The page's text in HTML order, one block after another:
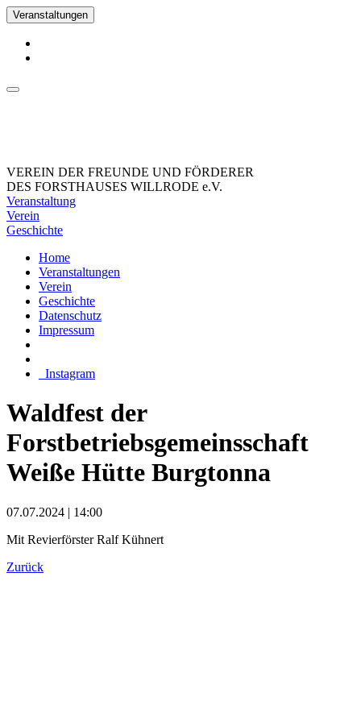
Veranstaltungen
VEREIN DER FREUNDE UND FÖRDERER
DES FORSTHAUSES WILLRODE e.V.
Veranstaltung
Verein
Geschichte
Home
Veranstaltungen
Verein
Geschichte
Datenschutz
Impressum
_Instagram
Waldfest der
Forstbetriebsgemeinsschaft
Weiße Hütte Burgtonna
07.07.2024 | 14:00
Mit Revierförster Ralf Kühnert
Zurück